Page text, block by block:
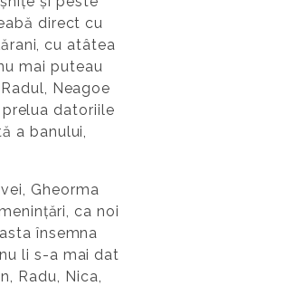
direct cu
cu atâtea
mai puteau
Neagoe
datoriile
a banului,
Gheorma
ca noi
însemna
li s-a mai dat
Radu, Nica,